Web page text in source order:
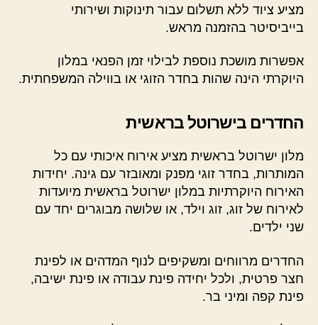
מציע ציוד ללא תשלום עבור תינוקות ושירותי
בייביסיטר בהזמנה מראש.
אפשרות מושכת נוספת לבילוי זמן הפנאי במלון
היוקרתי הינה שהות בחדר הזוגי או בווילה המשפחתית.
החדרים בישרוטל בראשית
מלון ישרוטל בראשית מציע אירוח איכותי עם כל
המותרות, בחדר זוגי מפנק ומאובזר עם גינה. יחידות
האירוח היוקרתיות במלון ישרוטל בראשית מיועדות
לאירוח של זוג, זוג וילד, או שלושה מבוגרים יחד עם
שני ילדים.
החדרים מרווחים ומשקיפים לנוף המדהים או לפינת
חצר פרטית, ולכל יחידה פינת עבודה או פינת ישיבה,
פינת קפה ומיני בר.